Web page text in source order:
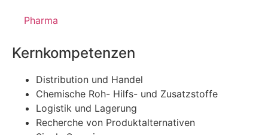
Pharma
Kernkompetenzen
Distribution und Handel
Chemische Roh- Hilfs- und Zusatzstoffe
Logistik und Lagerung
Recherche von Produktalternativen